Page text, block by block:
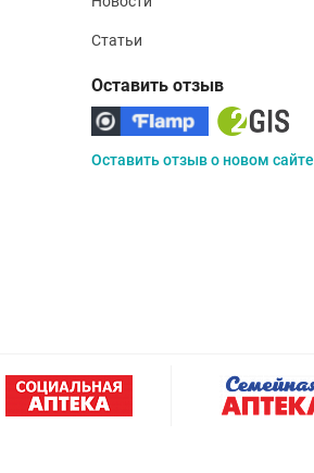
Статьи
Оставить отзыв
Оставить отзыв о новом сайте